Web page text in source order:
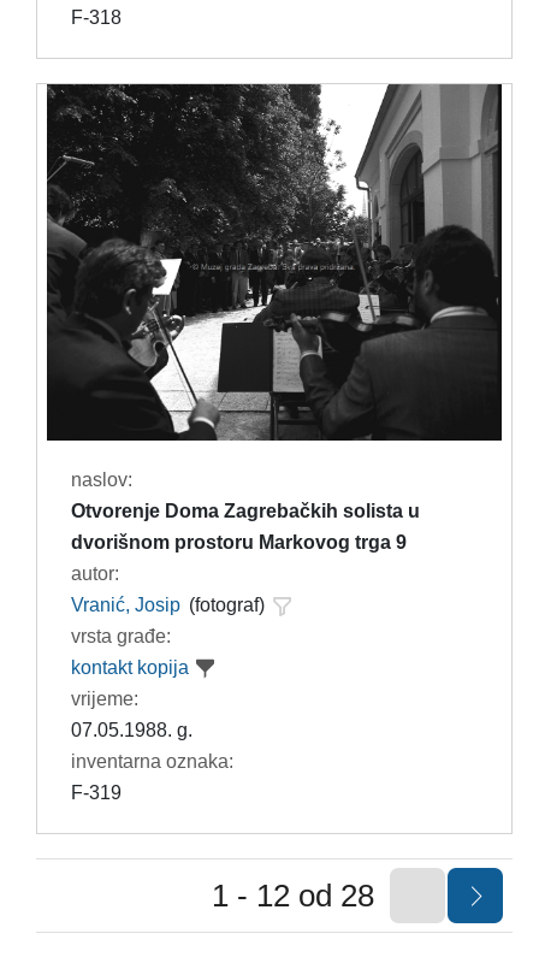
F-318
naslov:
Otvorenje Doma Zagrebačkih solista u
dvorišnom prostoru Markovog trga 9
autor:
Vranić, Josip (fotograf)
vrsta građe:
kontakt kopija
vrijeme:
07.05.1988. g.
inventarna oznaka:
F-319
1 - 12 od 28